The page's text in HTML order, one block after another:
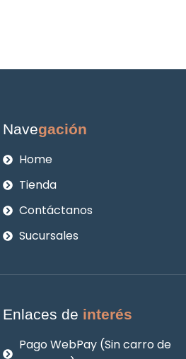
Navegación
Home
Tienda
Contáctanos
Sucursales
Enlaces de interés
Pago WebPay (Sin carro de